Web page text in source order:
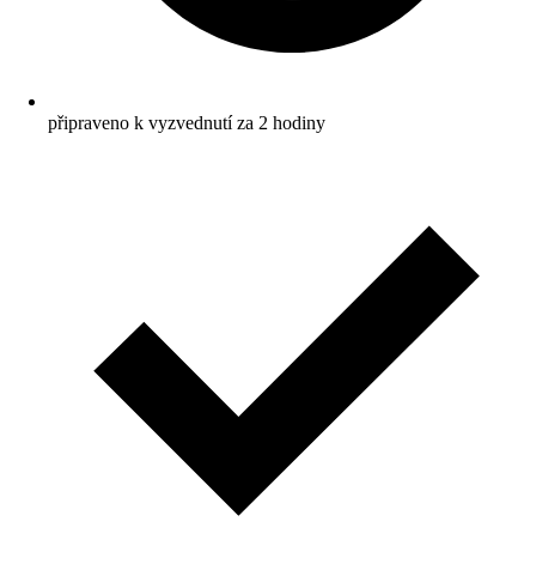
připraveno k vyzvednutí za 2 hodiny